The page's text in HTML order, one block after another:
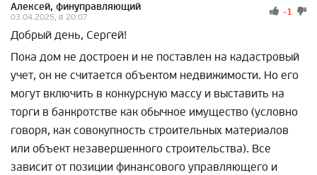
Алексей, финуправляющий
03.04.2025, в 20:07 -1
Добрый день, Сергей!
Пока дом не достроен и не поставлен на кадастровый
учет, он не считается объектом недвижимости. Но его
могут включить в конкурсную массу и выставить на
торги в банкротстве как обычное имущество (условно
говоря, как совокупность строительных материалов
или объект незавершенного строительства). Все
зависит от позиции финансового управляющего и